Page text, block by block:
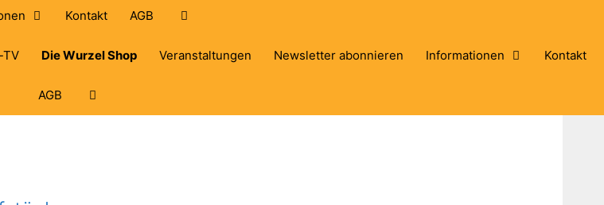
Kontakt AGB
Die Wurzel Shop Veranstaltungen Newsletter abonnieren Informationen Kontakt
AGB